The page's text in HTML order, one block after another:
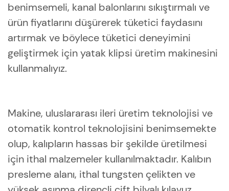
benimsemeli, kanal balonlarını sıkıştırmalı ve
ürün fiyatlarını düşürerek tüketici faydasını
artırmak ve böylece tüketici deneyimini
geliştirmek için yatak klipsi üretim makinesini
kullanmalıyız.
Makine, uluslararası ileri üretim teknolojisi ve
otomatik kontrol teknolojisini benimsemekte
olup, kalıpların hassas bir şekilde üretilmesi
için ithal malzemeler kullanılmaktadır. Kalıbın
presleme alanı, ithal tungsten çelikten ve